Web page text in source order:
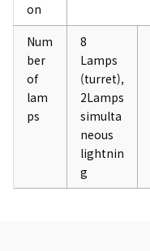
on
Num
ber
of
lam
ps
8
Lamps
(turret),
2Lamps
simulta
neous
lightnin
g